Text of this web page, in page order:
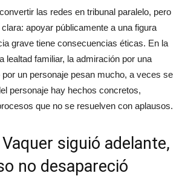
las redes en tribunal paralelo, pero
apoyar públicamente a una figura
grave tiene consecuencias éticas. En la
lealtad familiar, la admiración por una
un personaje pesan mucho, a veces se
personaje hay hechos concretos,
que no se resuelven con aplausos.
siguió adelante,
no desapareció